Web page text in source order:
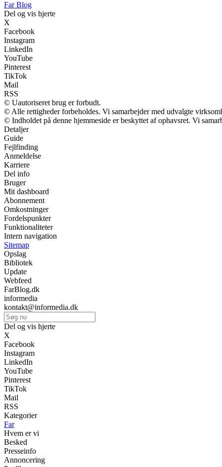
Far Blog
Del og vis hjerte
X
Facebook
Instagram
LinkedIn
YouTube
Pinterest
TikTok
Mail
RSS
© Uautoriseret brug er forbudt.
© Alle rettigheder forbeholdes. Vi samarbejder med udvalgte
© Indholdet på denne hjemmeside er beskyttet af ophavsret. Vi
Detaljer
Guide
Fejlfinding
Anmeldelse
Karriere
Del info
Bruger
Mit dashboard
Abonnement
Omkostninger
Fordelspunkter
Funktionaliteter
Intern navigation
Sitemap
Opslag
Bibliotek
Update
Webfeed
FarBlog.dk
informedia
kontakt@informedia.dk
Del og vis hjerte
X
Facebook
Instagram
LinkedIn
YouTube
Pinterest
TikTok
Mail
RSS
Kategorier
Far
Hvem er vi
Besked
Presseinfo
Annoncering